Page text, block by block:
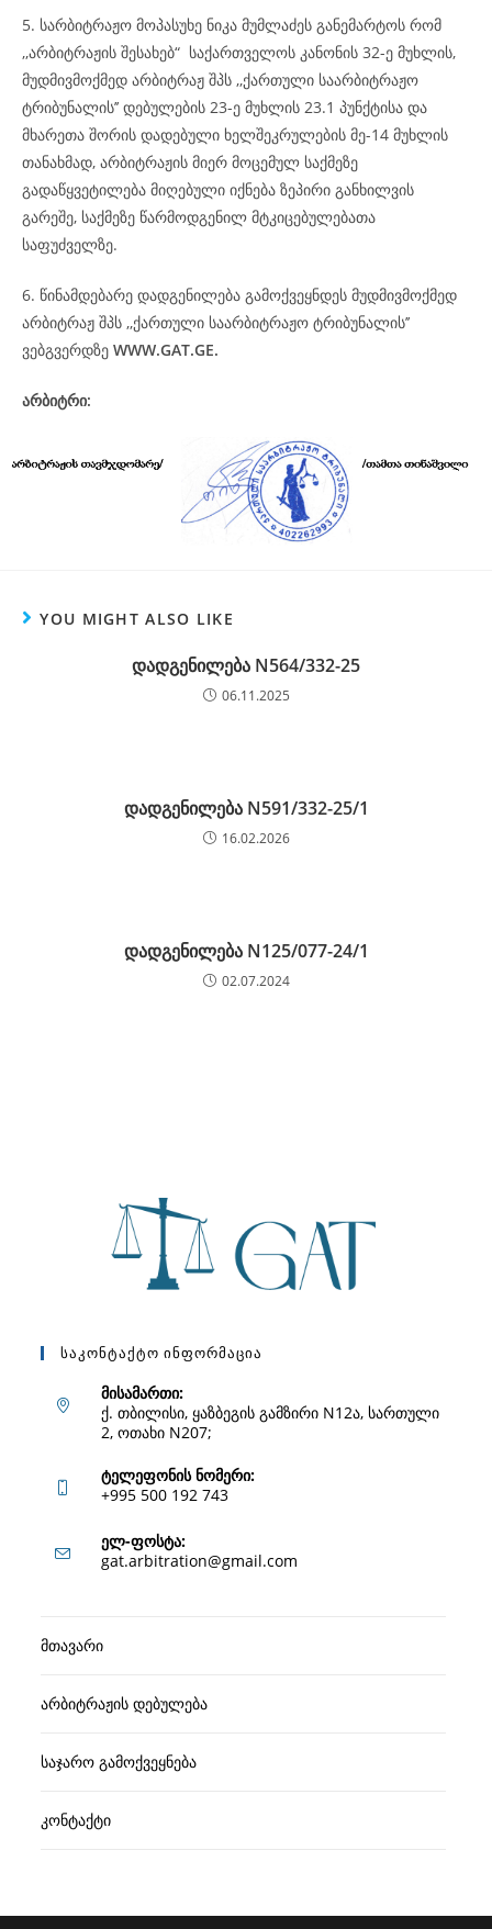
5. სარბიტრაჟო მოპასუხე ნიკა მუმლაძეს განემარტოს რომ
,,არბიტრაჟის შესახებ“ საქართველოს კანონის 32-ე მუხლის,
მუდმივმოქმედ არბიტრაჟ შპს ,,ქართული საარბიტრაჟო
ტრიბუნალის’’ დებულების 23-ე მუხლის 23.1 პუნქტისა და
მხარეთა შორის დადებული ხელშეკრულების მე-14 მუხლის
თანახმად, არბიტრაჟის მიერ მოცემულ საქმეზე
გადაწყვეტილება მიღებული იქნება ზეპირი განხილვის
გარეშე, საქმეზე წარმოდგენილ მტკიცებულებათა
საფუძველზე.
6. წინამდებარე დადგენილება გამოქვეყნდეს მუდმივმოქმედ
არბიტრაჟ შპს ,,ქართული საარბიტრაჟო ტრიბუნალის’’
ვებგვერდზე WWW.GAT.GE.
არბიტრი:
YOU MIGHT ALSO LIKE
დადგენილება N564/332-25
06.11.2025
დადგენილება N591/332-25/1
16.02.2026
დადგენილება N125/077-24/1
02.07.2024
Საკონტაქტო Ინფორმაცია
მისამართი:
ქ. თბილისი, ყაზბეგის გამზირი N12ა, სართული
2, ოთახი N207;
ტელეფონის ნომერი:
+995 500 192 743
in
application
ელ-ფოსტა:
gat.arbitration@gmail.com
მთავარი
არბიტრაჟის დებულება
საჯარო გამოქვეყნება
კონტაქტი